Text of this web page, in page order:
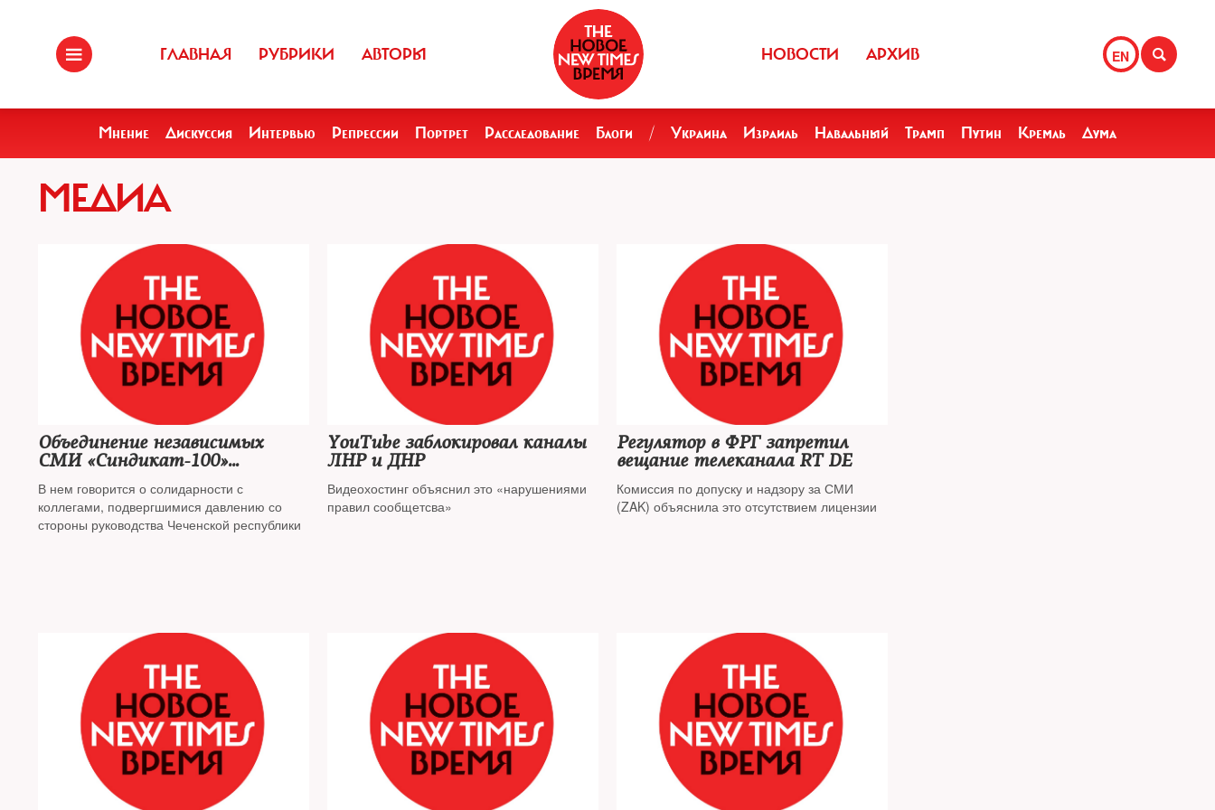
ГЛАВНАЯ РУБРИКИ АВТОРЫ EN
НОВОСТИ АРХИВ
Мнение Дискуссия Интервью Репрессии Портрет Расследование Блоги / Украина Израиль Навальный Трамп Путин Кремль Дума
МЕДИА
Объединение независимых
СМИ «Синдикат-100»
выпустило заявление в связи с
угрозами от властей Чечни
В нем говорится о солидарности с
коллегами, подвергшимися давлению со
стороны руководства Чеченской республики
YouTube заблокировал каналы
ЛНР и ДНР
Видеохостинг объяснил это «нарушениями
правил сообщетсва»
Регулятор в ФРГ запретил
вещание телеканала RT DE
Комиссия по допуску и надзору за СМИ
(ZAK) объяснила это отсутствием лицензии